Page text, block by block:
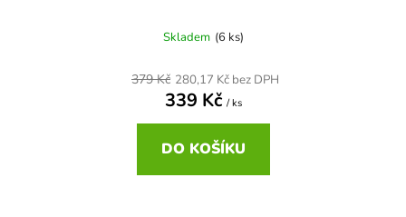
Skladem (6 ks)
280,17 Kč bez DPH
339 Kč / ks
379 Kč
DO KOŠÍKU